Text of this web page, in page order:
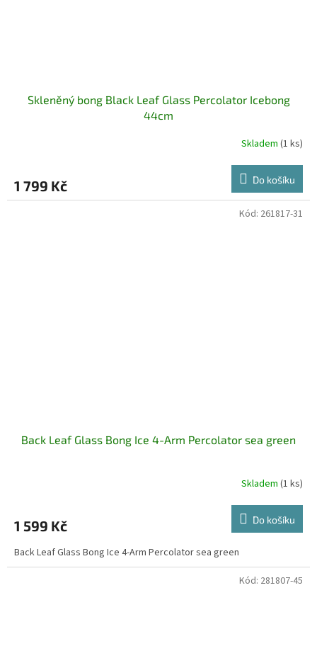
Skleněný bong Black Leaf Glass Percolator Icebong
44cm
Skladem (1 ks)
1 799 Kč Do košíku
Back Leaf Glass Bong Ice 4-Arm Percolator sea green
Skladem (1 ks)
1 599 Kč Do košíku
Back Leaf Glass Bong Ice 4-Arm Percolator sea green
Kód: 261817-31
Kód: 281807-45